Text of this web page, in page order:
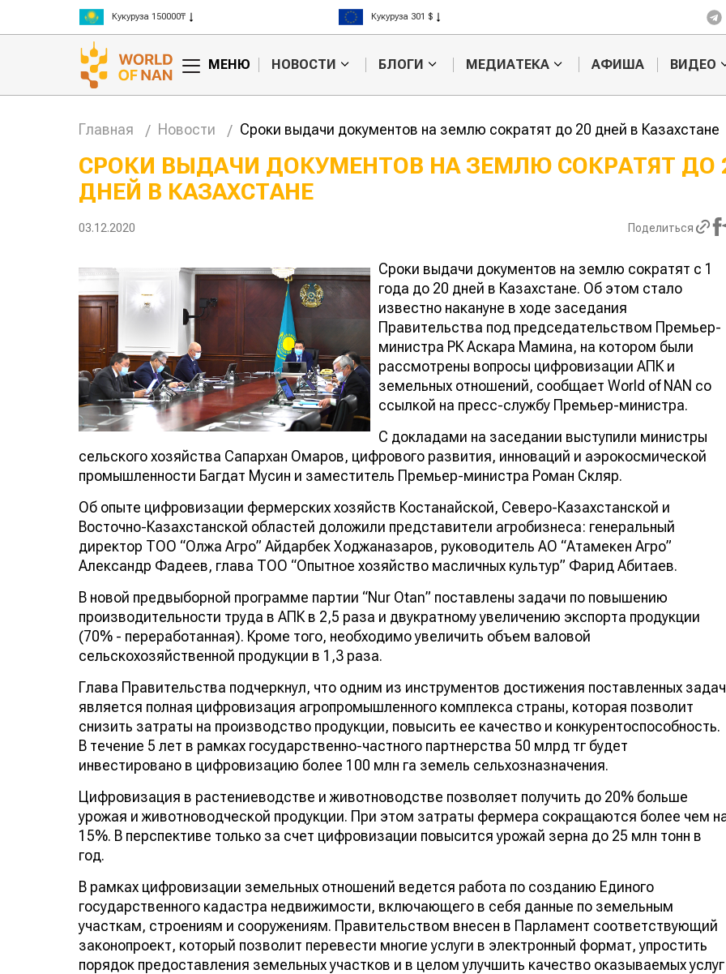
Рис 300000₸
Пшеница 3 класс 125000₸
Рис 408 $
Пшеница 423 $
МЕНЮ НОВОСТИ БЛОГИ МЕДИАТЕКА АФИША ВИДЕО
Главная Новости Сроки выдачи документов на землю сократят до 20 дней в Казахстане
СРОКИ ВЫДАЧИ ДОКУМЕНТОВ НА ЗЕМЛЮ СОКРАТЯТ ДО
ДНЕЙ В КАЗАХСТАНЕ
03.12.2020 Поделиться
Сроки выдачи документов на землю сократят с 1
года до 20 дней в Казахстане. Об этом стало
известно накануне в ходе заседания
Правительства под председательством Премьер-
министра РК Аскара Мамина, на котором были
рассмотрены вопросы цифровизации АПК и
земельных отношений, сообщает World of NAN со
ссылкой на пресс-службу Премьер-министра.
С докладами на заседании выступили министры
сельского хозяйства Сапархан Омаров, цифрового развития, инноваций и аэрокосмической
промышленности Багдат Мусин и заместитель Премьер-министра Роман Скляр.
Об опыте цифровизации фермерских хозяйств Костанайской, Северо-Казахстанской и
Восточно-Казахстанской областей доложили представители агробизнеса: генеральный
директор ТОО “Олжа Агро” Айдарбек Ходжаназаров, руководитель АО “Атамекен Агро”
Александр Фадеев, глава ТОО “Опытное хозяйство масличных культур” Фарид Абитаев.
В новой предвыборной программе партии “Nur Otan” поставлены задачи по повышению
производительности труда в АПК в 2,5 раза и двукратному увеличению экспорта продукции
(70% - переработанная). Кроме того, необходимо увеличить объем валовой
сельскохозяйственной продукции в 1,3 раза.
Глава Правительства подчеркнул, что одним из инструментов достижения поставленных задач
является полная цифровизация агропромышленного комплекса страны, которая позволит
снизить затраты на производство продукции, повысить ее качество и конкурентоспособность.
В течение 5 лет в рамках государственно-частного партнерства 50 млрд тг будет
инвестировано в цифровизацию более 100 млн га земель сельхозназначения.
Цифровизация в растениеводстве и животноводстве позволяет получить до 20% больше
урожая и животноводческой продукции. При этом затраты фермера сокращаются более чем
15%. В перспективе только за счет цифровизации повысится урожай зерна до 25 млн тонн в
год.
В рамках цифровизации земельных отношений ведется работа по созданию Единого
государственного кадастра недвижимости, включающего в себя данные по земельным
участкам, строениям и сооружениям. Правительством внесен в Парламент соответствующий
законопроект, который позволит перевести многие услуги в электронный формат, упростить
порядок предоставления земельных участков и в целом улучшить качество оказываемых услуг
Казахстанское